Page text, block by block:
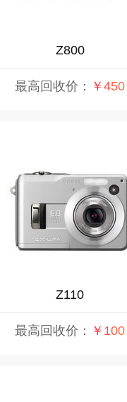
Z800
最高回收价： ￥450
Z110
最高回收价： ￥100